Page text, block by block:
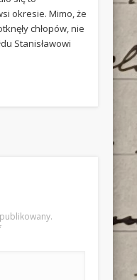
okresie. Mimo, że
chłopów, nie
Stanisławowi